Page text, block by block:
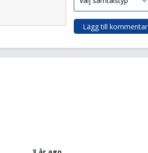
Lägg till kommentar